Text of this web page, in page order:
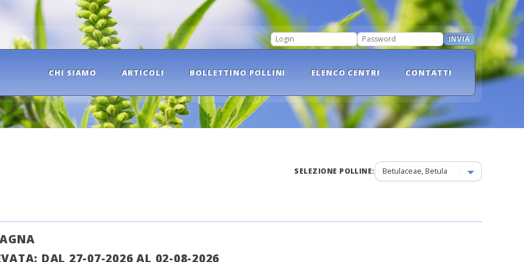
LOGIN
PASSWORD
INVIA
CHI SIAMO ARTICOLI BOLLETTINO POLLINI ELENCO CENTRI CONTATTI
SELEZIONE POLLINE:
DAL 27-07-2026 AL 02-08-2026